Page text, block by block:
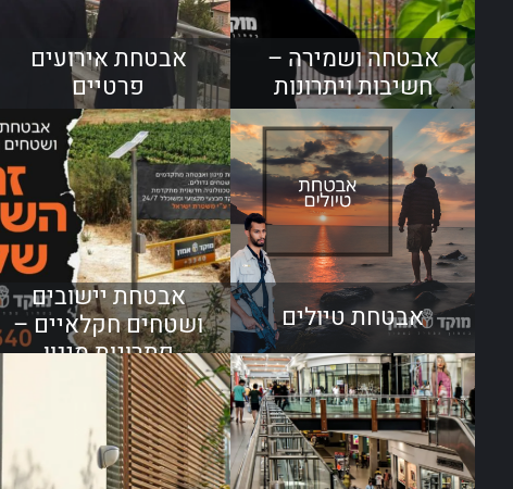
אבטחה ושמירה –
חשיבות ויתרונות
אבטחת אירועים
פרטיים
אבטחת טיולים
אבטחת יישובים
ושטחים חקלאיים –
פתרונות מיגון
מתקדמים